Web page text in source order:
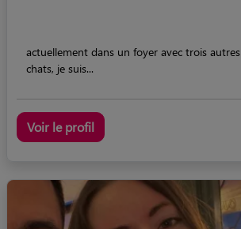
actuellement dans un foyer avec trois autres
chats, je suis...
Voir le profil